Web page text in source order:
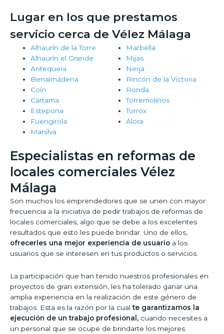
Lugar en los que prestamos
servicio cerca de Vélez Málaga
Alhaurín de la Torre
Alhaurín el Grande
Antequera
Benalmádena
Coín
Cártama
Estepona
Fuengirola
Manilva
Marbella
Mijas
Nerja
Rincón de la Victoria
Ronda
Torremolinos
Torrox
Álora
Especialistas en reformas de
locales comerciales Vélez
Málaga
Son muchos los emprendedores que se unen con mayor
frecuencia a la iniciativa de pedir trabajos de reformas de
locales comerciales, algo que se debe a los excelentes
resultados que esto les puede brindar. Uno de ellos,
ofrecerles una mejor experiencia de usuario a los
usuarios que se interesen en tus productos o servicios.
La participación que han tenido nuestros profesionales en
proyectos de gran extensión, les ha tolerado ganar una
amplia experiencia en la realización de este género de
trabajos. Esta es la razón por la cualte garantizamos la
ejecución de un trabajo profesional, cuando necesites a
un personal que se ocupe de brindarte los mejores